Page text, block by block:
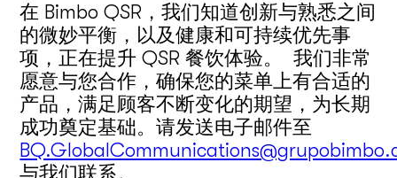
在 Bimbo QSR，我们知道创新与熟悉之间
的微妙平衡，以及健康和可持续优先事
项，正在提升 QSR 餐饮体验。 我们非常
愿意与您合作，确保您的菜单上有合适的
产品，满足顾客不断变化的期望，为长期
成功奠定基础。请发送电子邮件至
与我们联系。